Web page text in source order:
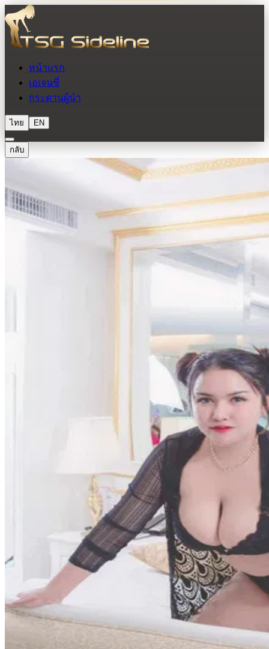
หน้าแรก
เอเจนซี่
กระดานผู้นำ
ไทย EN
กลับ